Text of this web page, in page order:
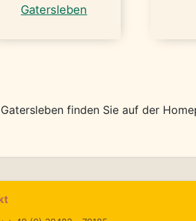
Gatersleben
finden Sie auf der